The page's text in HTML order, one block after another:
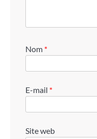
Nom *
E-mail *
Site web